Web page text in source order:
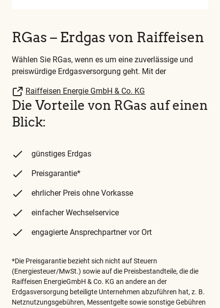
RGas – Erdgas von Raiffeisen
Wählen Sie RGas, wenn es um eine zuverlässige und
preiswürdige Erdgasversorgung geht. Mit der
Raiffeisen Energie GmbH & Co. KG
Die Vorteile von RGas auf einen
Blick:
günstiges Erdgas
Preisgarantie*
ehrlicher Preis ohne Vorkasse
einfacher Wechselservice
engagierte Ansprechpartner vor Ort
*Die Preisgarantie bezieht sich nicht auf Steuern
(Energiesteuer/MwSt.) sowie auf die Preisbestandteile, die die
Raiffeisen EnergieGmbH & Co. KG an andere an der
Erdgasversorgung beteiligte Unternehmen abzuführen hat, z. B.
Netznutzungsgebühren, Messentgelte sowie sonstige Gebühren